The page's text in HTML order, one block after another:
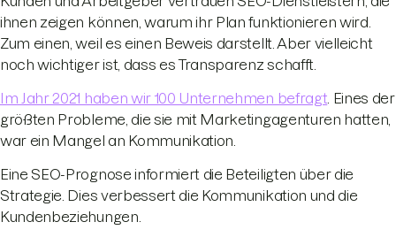
ihnen zeigen können, warum ihr Plan funktionieren wird.
Zum einen, weil es einen Beweis darstellt. Aber vielleicht
noch wichtiger ist, dass es Transparenz schafft.
Im Jahr 2021 haben wir 100 Unternehmen befragt . Eines der
größten Probleme, die sie mit Marketingagenturen hatten,
war ein Mangel an Kommunikation.
Eine SEO-Prognose informiert die Beteiligten über die
Strategie. Dies verbessert die Kommunikation und die
Kundenbeziehungen.